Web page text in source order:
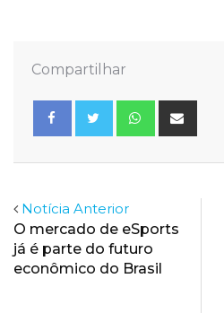
Compartilhar
Whatsapp
Notícia Anterior
O mercado de eSports
já é parte do futuro
econômico do Brasil